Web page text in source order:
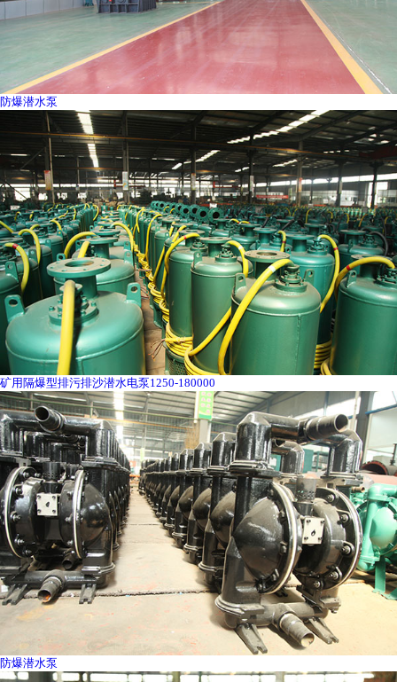
防爆潜水泵
矿用隔爆型排污排沙潜水电泵1250-180000
防爆潜水泵